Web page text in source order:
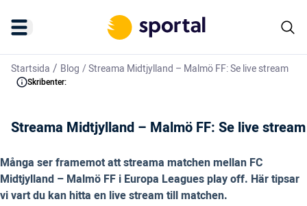
Startsida / Blog /Streama Midtjylland – Malmö FF: Se live stream
Skribenter:
Streama Midtjylland – Malmö FF: Se live stream
Många ser framemot att streama matchen mellan FC
Midtjylland – Malmö FF i Europa Leagues play off. Här tipsar
vi vart du kan hitta en live stream till matchen.